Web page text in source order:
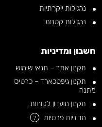
נרגילות יוקרתיות
נרגילות קטנות
חשבון ומדיניות
תקנון אתר – תנאי שימוש
תקנון גיפטכארד – כרטיס
מתנה
תקנון מועדון לקוחות
מדיניות פרטיות
?